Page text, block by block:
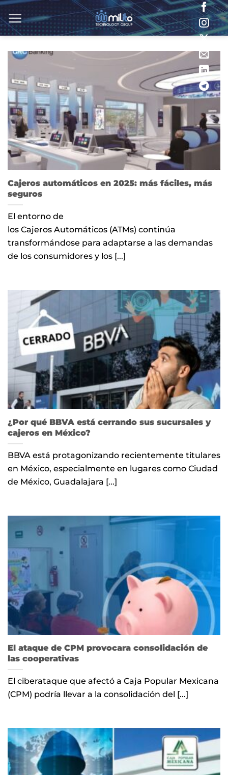
Saltar
al
contenido
Cajeros automáticos en 2025: más fáciles, más
seguros
El entorno de
los Cajeros Automáticos (ATMs) continúa
transformándose para adaptarse a las demandas
de los consumidores y los [...]
¿Por qué BBVA está cerrando sus sucursales y
cajeros en México?
BBVA está protagonizando recientemente titulares
en México, especialmente en lugares como Ciudad
de México, Guadalajara [...]
El ataque de CPM provocara consolidación de
las cooperativas
El ciberataque que afectó a Caja Popular Mexicana
(CPM) podría llevar a la consolidación del [...]